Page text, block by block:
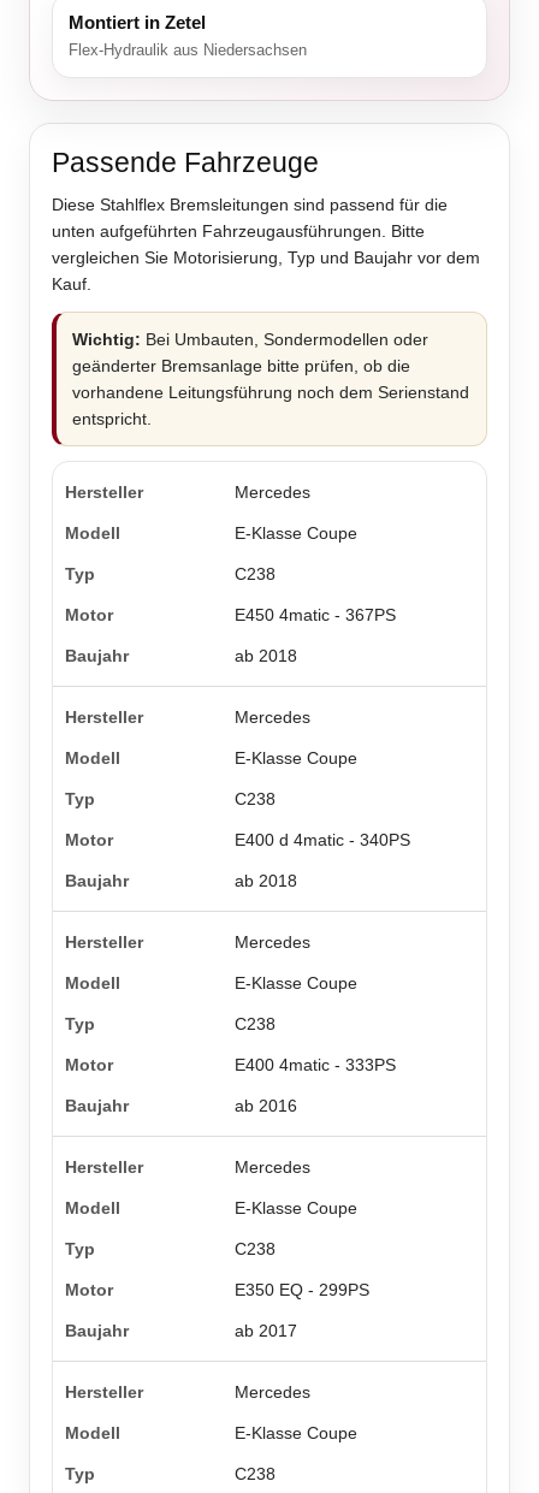
Montiert in Zetel
Flex-Hydraulik aus Niedersachsen
Passende Fahrzeuge
Diese Stahlflex Bremsleitungen sind passend für die
unten aufgeführten Fahrzeugausführungen. Bitte
vergleichen Sie Motorisierung, Typ und Baujahr vor dem
Kauf.
Wichtig: Bei Umbauten, Sondermodellen oder
geänderter Bremsanlage bitte prüfen, ob die
vorhandene Leitungsführung noch dem Serienstand
entspricht.
Mercedes
E-Klasse Coupe
C238
E450 4matic - 367PS
ab 2018
Mercedes
E-Klasse Coupe
C238
E400 d 4matic - 340PS
ab 2018
Mercedes
E-Klasse Coupe
C238
E400 4matic - 333PS
ab 2016
Mercedes
E-Klasse Coupe
C238
E350 EQ - 299PS
ab 2017
Mercedes
E-Klasse Coupe
C238